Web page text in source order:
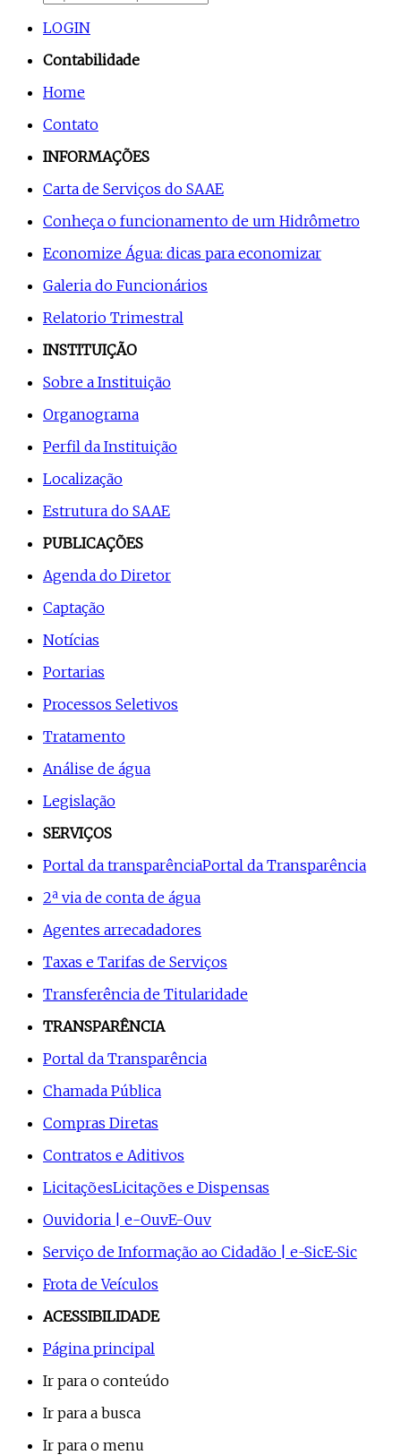
LOGIN
Contabilidade
Home
Contato
INFORMAÇÕES
Carta de Serviços do SAAE
Conheça o funcionamento de um Hidrômetro
Economize Água: dicas para economizar
Galeria do Funcionários
Relatorio Trimestral
INSTITUIÇÃO
Sobre a Instituição
Organograma
Perfil da Instituição
Localização
Estrutura do SAAE
PUBLICAÇÕES
Agenda do Diretor
Captação
Notícias
Portarias
Processos Seletivos
Tratamento
Análise de água
Legislação
SERVIÇOS
Portal da transparênciaPortal da Transparência
2ª via de conta de água
Agentes arrecadadores
Taxas e Tarifas de Serviços
Transferência de Titularidade
TRANSPARÊNCIA
Portal da Transparência
Chamada Pública
Compras Diretas
Contratos e Aditivos
LicitaçõesLicitações e Dispensas
Ouvidoria | e-OuvE-Ouv
Serviço de Informação ao Cidadão | e-SicE-Sic
Frota de Veículos
ACESSIBILIDADE
Página principal
Ir para o conteúdo
Ir para a busca
Ir para o menu